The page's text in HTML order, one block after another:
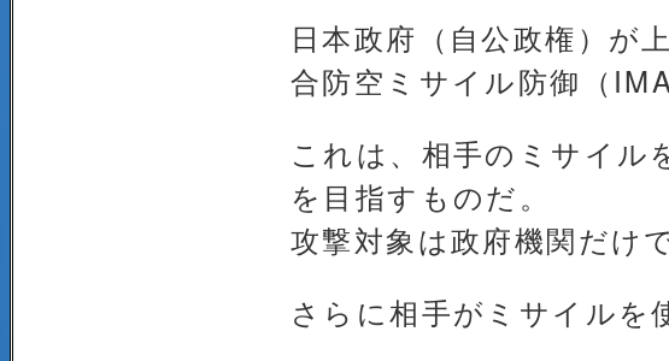
日本政府（自公政権）が
合防空ミサイル防御（
これは、相手のミサイル
を目指すものだ。
攻撃対象は政府機関だけ
さらに相手がミサイルを